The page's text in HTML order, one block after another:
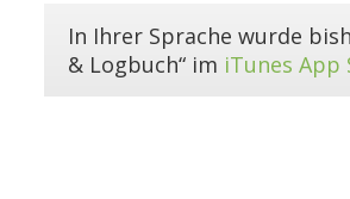
In Ihrer Sprache wurde
& Logbuch“ im iTunes App